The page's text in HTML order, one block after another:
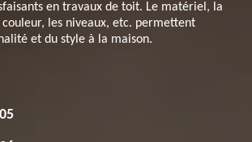
en travaux de toit. Le matériel, la
les niveaux, etc. permettent
et du style à la maison.